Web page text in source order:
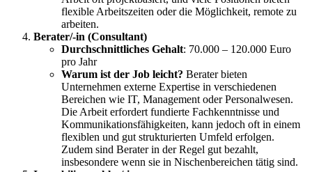
flexible Arbeitszeiten oder die Möglichkeit, remote zu
arbeiten.
Berater/-in (Consultant)
Durchschnittliches Gehalt: 70.000 – 120.000 Euro
pro Jahr
Warum ist der Job leicht? Berater bieten
Unternehmen externe Expertise in verschiedenen
Bereichen wie IT, Management oder Personalwesen.
Die Arbeit erfordert fundierte Fachkenntnisse und
Kommunikationsfähigkeiten, kann jedoch oft in einem
flexiblen und gut strukturierten Umfeld erfolgen.
Zudem sind Berater in der Regel gut bezahlt,
insbesondere wenn sie in Nischenbereichen tätig sind.